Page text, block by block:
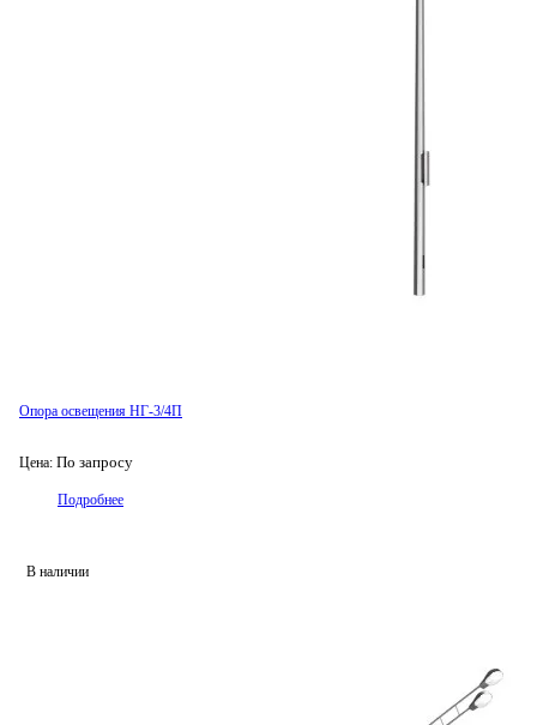
Опора освещения НГ-3/4П
Цена: По запросу
Подробнее
В наличии